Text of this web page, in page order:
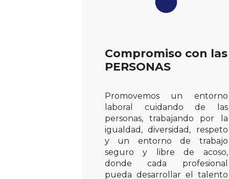
Compromiso con las
PERSONAS
Promovemos un entorno
laboral cuidando de las
personas, trabajando por la
igualdad, diversidad, respeto
y un entorno de trabajo
seguro y libre de acoso,
donde cada profesional
pueda desarrollar el talento